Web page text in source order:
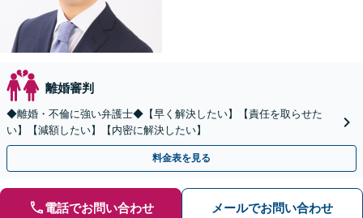
離婚審判
◆離婚・不倫に強い弁護士◆【早く解決したい】【責任を取らせた
い】【減額したい】【内密に解決したい】
料金表を見る
電話でお問い合わせ メールでお問い合わせ